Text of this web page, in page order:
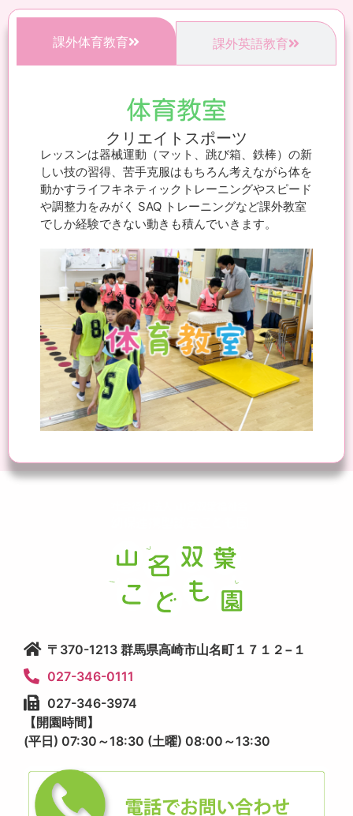
課外体育教育 課外英語教育
体育教室
クリエイトスポーツ
レッスンは器械運動（マット、跳び箱、鉄棒）の新
しい技の習得、苦手克服はもちろん考えながら体を
動かすライフキネティックトレーニングやスピード
や調整力をみがく SAQ トレーニングなど課外教室
でしか経験できない動きも積んでいきます。
〒370-1213 群馬県高崎市山名町１７１２−１
027-346-0111
027-346-3974
【開園時間】
(平日) 07:30～18:30 (土曜) 08:00～13:30